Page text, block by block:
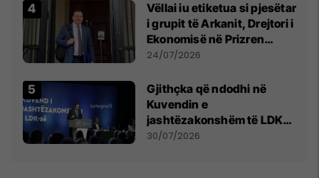
Vëllai iu etiketua si pjesëtar
i grupit të Arkanit, Drejtori i
Ekonomisë në Prizren
mohon pretendimet
24/07/2026
Gjithçka që ndodhi në
Kuvendin e
jashtëzakonshëm të LDK-
së
30/07/2026